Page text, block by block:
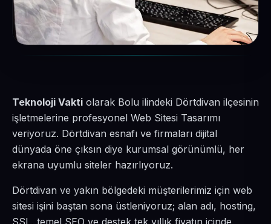
Teknoloji Vakti olarak Bolu ilindeki Dörtdivan ilçesinin
işletmelerine profesyonel Web Sitesi Tasarımı
veriyoruz. Dörtdivan esnafı ve firmaları dijital
dünyada öne çıksın diye kurumsal görünümlü, her
ekrana uyumlu siteler hazırlıyoruz.
Dörtdivan ve yakın bölgedeki müşterilerimiz için web
sitesi işini baştan sona üstleniyoruz; alan adı, hosting,
SSL, temel SEO ve destek tek yıllık fiyatın içinde